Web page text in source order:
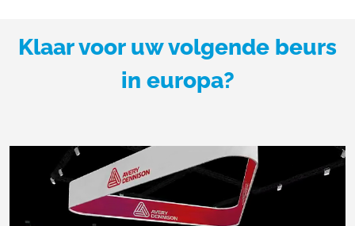
Klaar voor uw volgende beurs
in europa?